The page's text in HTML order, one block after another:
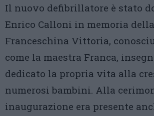
Il nuovo defibrillatore è stato
Enrico Calloni in memoria
Franceschina Vittoria,
come la maestra Franca,
dedicato la propria vita alla
numerosi bambini. Alla
inaugurazione era presente